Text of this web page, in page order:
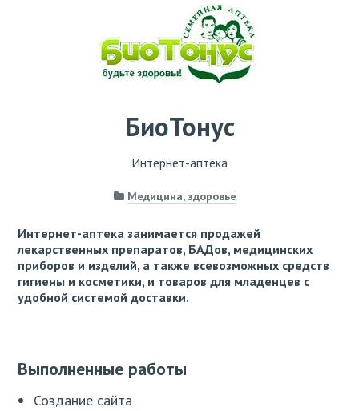
БиоТонус
Интернет-аптека
Медицина, здоровье
Интернет-аптека занимается продажей
лекарственных препаратов, БАДов, медицинских
приборов и изделий, а также всевозможных средств
гигиены и косметики, и товаров для младенцев с
удобной системой доставки.
Выполненные работы
Создание сайта